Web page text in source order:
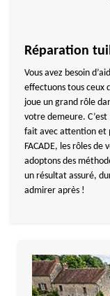
Réparation
Vous avez besoin
effectuons tous ceux
joue un grand rôle
votre demeure.
fait avec attention et
FACADE, les rôles
adoptons des
un résultat assuré,
admirer après !